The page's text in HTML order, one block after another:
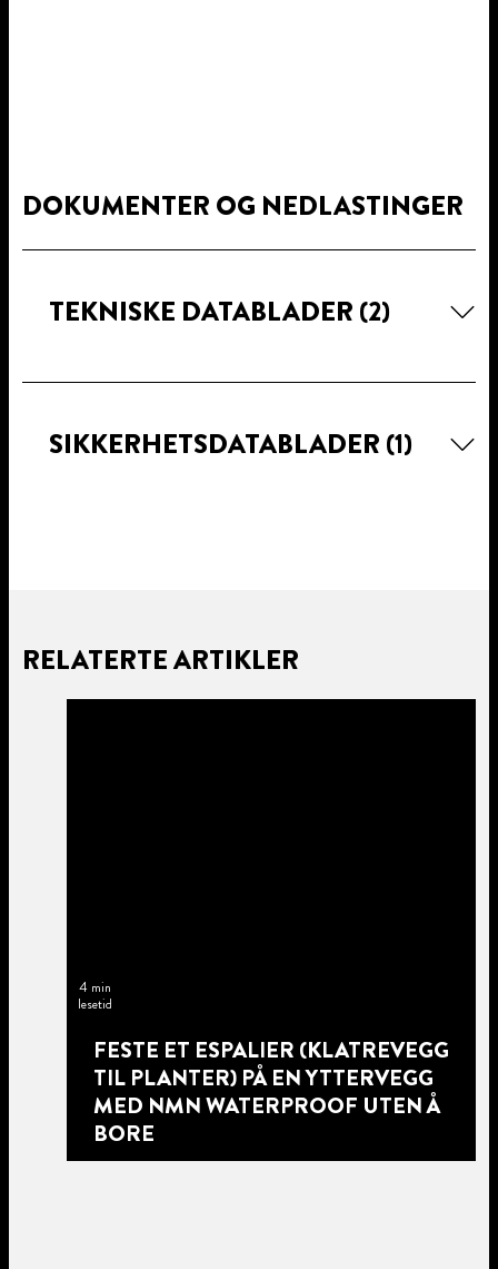
DOKUMENTER OG NEDLASTINGER
TEKNISKE DATABLADER (2)
SIKKERHETSDATABLADER (1)
RELATERTE ARTIKLER
4 min
lesetid
FESTE ET ESPALIER (KLATREVEGG
TIL PLANTER) PÅ EN YTTERVEGG
MED NMN WATERPROOF UTEN Å
BORE